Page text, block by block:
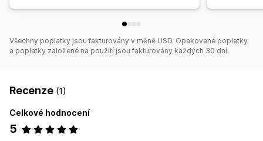
Všechny poplatky jsou fakturovány v měně USD. Opakované poplatky
a poplatky založené na použití jsou fakturovány každých 30 dní.
Recenze (1)
Celkové hodnocení
5